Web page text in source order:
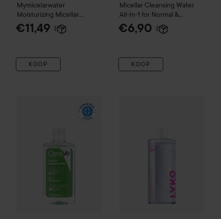
Mymicelarwater
Moisturizing Micellar
Essence 200 ml
€11,49
KOOP
Micellar Cleansing Water
All-In-1 for Normal &
Sensitive Skin400 ml
€6,90
KOOP
Hydrating Micellar Water